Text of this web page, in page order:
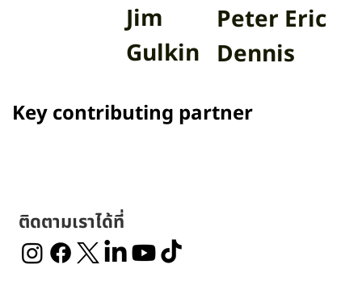
Peter Eric
Dennis
Jim
Gulkin
Key contributing partner
ติดตามเราได้ที่